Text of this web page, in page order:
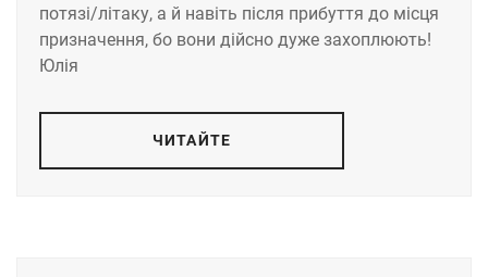
потязі/літаку, а й навіть після прибуття до місця
призначення, бо вони дійсно дуже захоплюють!
Юлія
ЧИТАЙТЕ